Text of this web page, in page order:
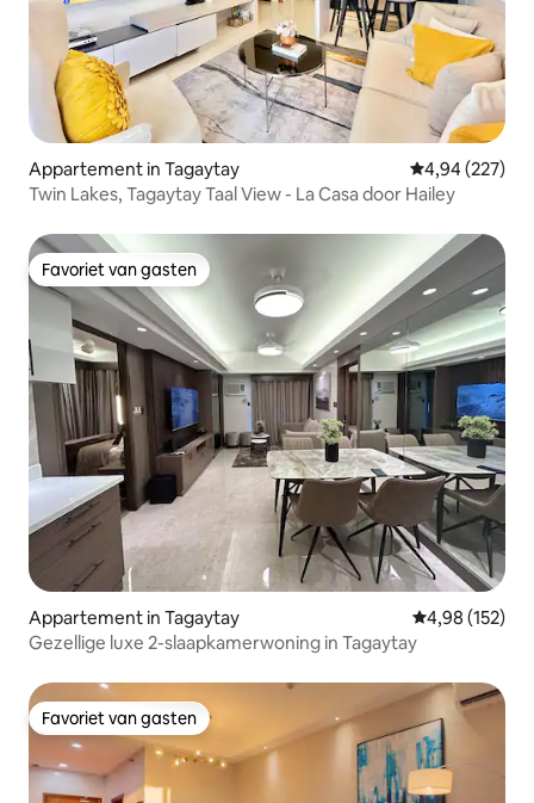
Appartement in Tagaytay Gemiddelde
4,94 (227)
Twin Lakes, Tagaytay Taal View - La Casa door Hailey
Favoriet van gasten
Favoriet van gasten
Appartement in Tagaytay Gemiddelde
4,98 (152)
Gezellige luxe 2-slaapkamerwoning in Tagaytay
Favoriet van gasten
Favoriet van gasten